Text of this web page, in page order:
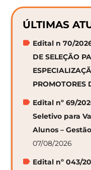
ÚLTIMAS
Edital n 70/
DE SELEÇÃO
PROMOTORES
Edital nº 69/
Seletivo para
Alunos –
07/08/2026
Edital nº 043/